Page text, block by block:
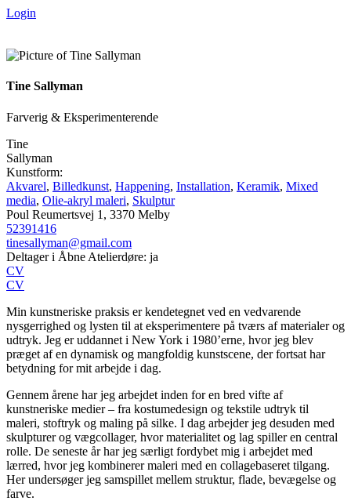
Videre
Login
Tine Sallyman
Farverig & Eksperimenterende
Tine
Sallyman
Kunstform:
Akvarel, Billedkunst, Happening, Installation, Keramik, Mixed
media, Olie-akryl maleri, Skulptur
Poul Reumertsvej 1, 3370 Melby
52391416
tinesallyman@gmail.com
Deltager i Åbne Atelierdøre: ja
CV
CV
Min kunstneriske praksis er kendetegnet ved en vedvarende
nysgerrighed og lysten til at eksperimentere på tværs af materialer og
udtryk. Jeg er uddannet i New York i 1980’erne, hvor jeg blev
præget af en dynamisk og mangfoldig kunstscene, der fortsat har
betydning for mit arbejde i dag.
Gennem årene har jeg arbejdet inden for en bred vifte af
kunstneriske medier – fra kostumedesign og tekstile udtryk til
maleri, stoftryk og maling på silke. I dag arbejder jeg desuden med
skulpturer og vægcollager, hvor materialitet og lag spiller en central
rolle. De seneste år har jeg særligt fordybet mig i arbejdet med
lærred, hvor jeg kombinerer maleri med en collagebaseret tilgang.
Her undersøger jeg samspillet mellem struktur, flade, bevægelse og
farve.